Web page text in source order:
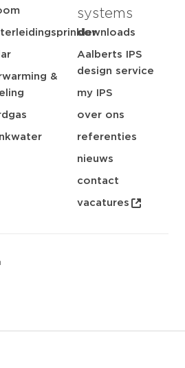
&
systems
downloads
Aalberts IPS
design service
my IPS
over ons
referenties
nieuws
contact
vacatures